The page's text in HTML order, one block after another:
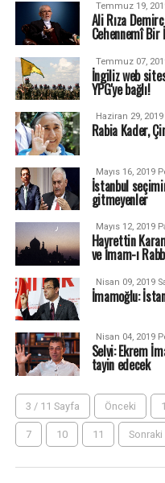
Temmuz 19,
Ali Rıza
Cehennemî
Temmuz 07,
İngiliz web
YPG'ye bağlı!
Haziran 29,
Rabia Kader,
Mayıs 16, 2019
İstanbul
gitmeyenler
Mayıs 12, 2019
Hayrettin
ve İmam-ı
Nisan 09, 2019
İmamoğlu:
Nisan 04, 2019
Selvi: Ekrem
tayin edecek
3 / 11 Sayfa Önceki 1
7 10 11 Sonraki